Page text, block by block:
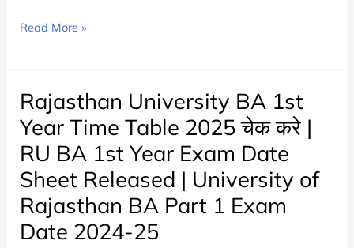
Rajasthan
2nd
Year
Time
Table
2025
Check
Now
|
Read More »
Rajasthan University BA 1st
Year Time Table 2025 चेक करे |
RU BA 1st Year Exam Date
Sheet Released | University of
Rajasthan BA Part 1 Exam
Date 2024-25